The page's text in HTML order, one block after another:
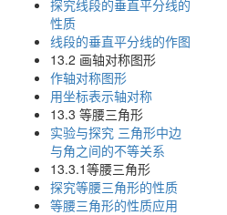
探究线段的垂直平分线的
性质
线段的垂直平分线的作图
13.2 画轴对称图形
作轴对称图形
用坐标表示轴对称
13.3 等腰三角形
实验与探究 三角形中边
与角之间的不等关系
13.3.1等腰三角形
探究等腰三角形的性质
等腰三角形的性质应用